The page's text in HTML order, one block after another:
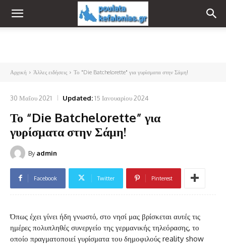
Αρχική Άλλες ειδήσεις Το "Die Batchelorette" για γυρίσματα στην Σάμη!
30 Μαΐου 2021 Updated:15 Ιανουαρίου 2024
Το “Die Batchelorette” για
γυρίσματα στην Σάμη!
By admin
Facebook Twitter Pinterest
Όπως έχει γίνει ήδη γνωστό, στο νησί μας βρίσκεται αυτές τις
ημέρες πολυπληθές συνεργείο της γερμανικής τηλεόρασης, το
οποίο πραγματοποιεί γυρίσματα του δημοφιλούς reality show